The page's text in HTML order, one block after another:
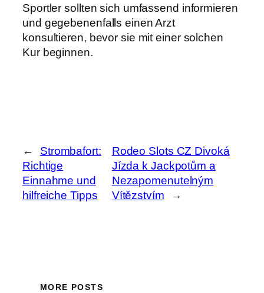
Sportler sollten sich umfassend informieren
und gegebenenfalls einen Arzt
konsultieren, bevor sie mit einer solchen
Kur beginnen.
←
Strombafort:
Richtige
Einnahme und
hilfreiche Tipps
Rodeo Slots CZ Divoká
Jízda k Jackpotům a
Nezapomenutelným
Vítězstvím
→
MORE POSTS